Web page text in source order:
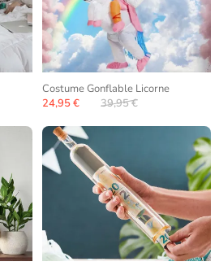
Costume Gonflable Licorne
24,95 €
39,95 €